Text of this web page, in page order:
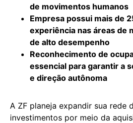
de movimentos humanos
Empresa possui mais de
experiência nas áreas de
de alto desempenho
Reconhecimento de
essencial para garantir a
e direção autônoma
A ZF planeja expandir sua rede
investimentos por meio da